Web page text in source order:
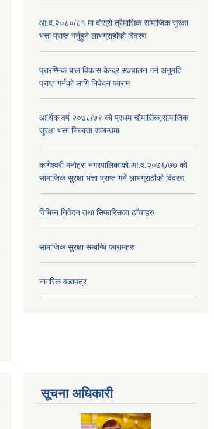
आ.व.२०८०/८१ मा दोस्रो त्रैमासिक सामाजिक सुरक्षा
भत्ता प्राप्त गर्नुहुने लाभग्राहीको विवरण
प्रारम्भिक बाल विकास केन्द्र सञ्चालन गर्न अनुमति
प्राप्त गर्नको लागि निवेदन फाराम
आर्थिक वर्ष २०७८/७९ को प्रथम चौमासिक,सामाजिक
सुरक्षा भत्ता निकासा सम्बन्धमा
कागेश्वरी मनोहरा नगरपालिकाको आ.व.२०७६/७७ को
सामाजिक सुरक्षा भत्ता प्राप्त गर्ने लाभग्राहीको विवरण
विभिन्न निवेदन तथा सिफारिसका ढाँचाहरु
सामाजिक सुरक्षा सम्बन्धि फारामहरु
नागरिक वडापत्र
सूचना अधिकारी